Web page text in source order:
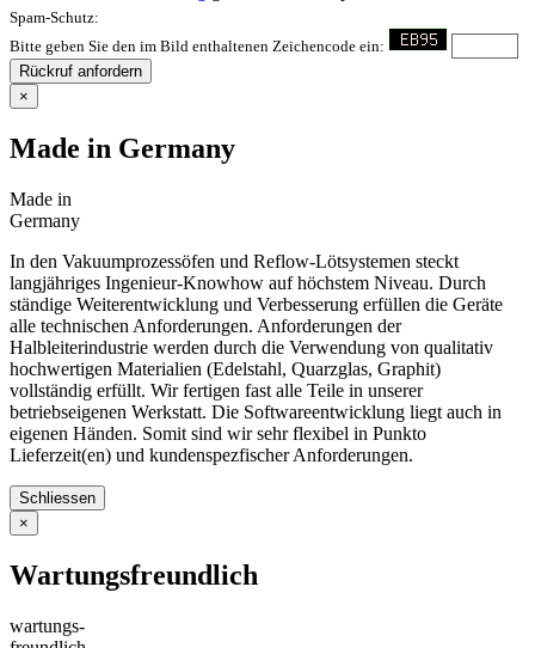
Spam-Schutz:
Bitte geben Sie den im Bild enthaltenen Zeichencode ein:
Rückruf anfordern
×
Made in Germany
Made in
Germany
In den Vakuumprozessöfen und Reflow-Lötsystemen steckt
langjähriges Ingenieur-Knowhow auf höchstem Niveau. Durch
ständige Weiterentwicklung und Verbesserung erfüllen die Geräte
alle technischen Anforderungen. Anforderungen der
Halbleiterindustrie werden durch die Verwendung von qualitativ
hochwertigen Materialien (Edelstahl, Quarzglas, Graphit)
vollständig erfüllt. Wir fertigen fast alle Teile in unserer
betriebseigenen Werkstatt. Die Softwareentwicklung liegt auch in
eigenen Händen. Somit sind wir sehr flexibel in Punkto
Lieferzeit(en) und kundenspezfischer Anforderungen.
Schliessen
×
Wartungsfreundlich
wartungs-